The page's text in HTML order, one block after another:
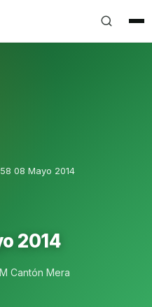
Municipal del
08 Mayo 2014
2014
Cantón Mera